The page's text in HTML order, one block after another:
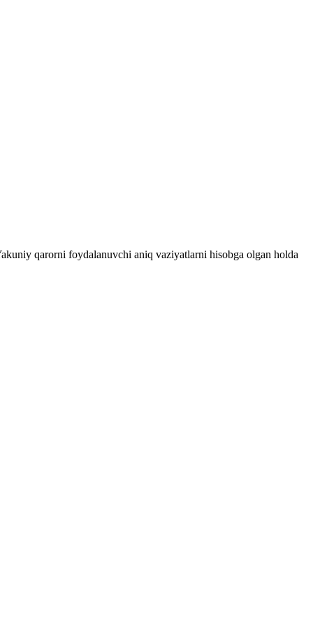
qarorni foydalanuvchi aniq vaziyatlarni hisobga olgan holda